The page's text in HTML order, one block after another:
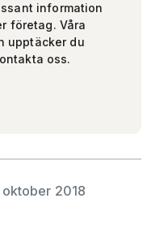
information
företag. Våra
upptäcker du
oss.
2018